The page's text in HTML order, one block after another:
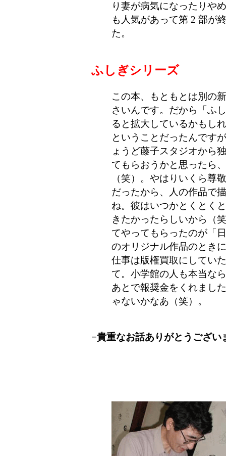
り妻が病気になったりや
も人気があって第 2 部が
た。
ふしぎシリーズ
この本、もともとは別の
さいんです。だから「ふ
ると拡大しているかもし
ということだったんです
ょうど藤子スタジオから
てもらおうかと思ったら
（笑）。やはりいくら尊
だったから、人の作品で
ね。彼はいつかとくとく
きたかったらしいから（
てやってもらったのが「
のオリジナル作品のとき
仕事は版権買取にしてい
て。小学館の人も本当な
あとで報奨金をくれまし
ゃないかなあ（笑）。
−貴重なお話ありがとうござい